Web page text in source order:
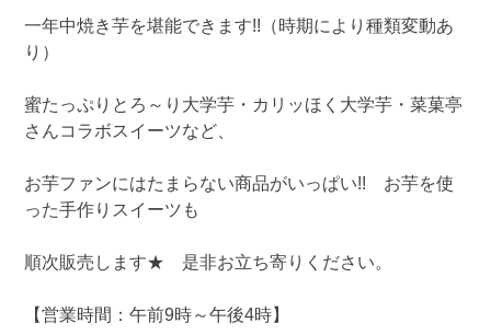
一年中焼き芋を堪能できます!!（時期により種類変動あ
り）
蜜たっぷりとろ～り大学芋・カリッほく大学芋・菜菓亭
さんコラボスイーツなど、
お芋ファンにはたまらない商品がいっぱい!! お芋を使
った手作りスイーツも
順次販売します★ 是非お立ち寄りください。
【営業時間：午前9時～午後4時】